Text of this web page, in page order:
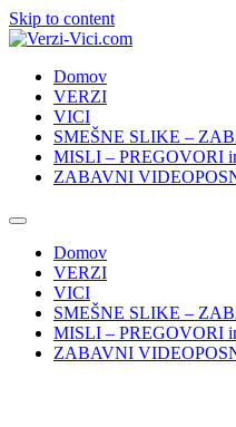
Skip to content
Domov
VERZI
VICI
SMEŠNE SLIKE –
MISLI – PREGOVORI
ZABAVNI
Domov
VERZI
VICI
SMEŠNE SLIKE –
MISLI – PREGOVORI
ZABAVNI